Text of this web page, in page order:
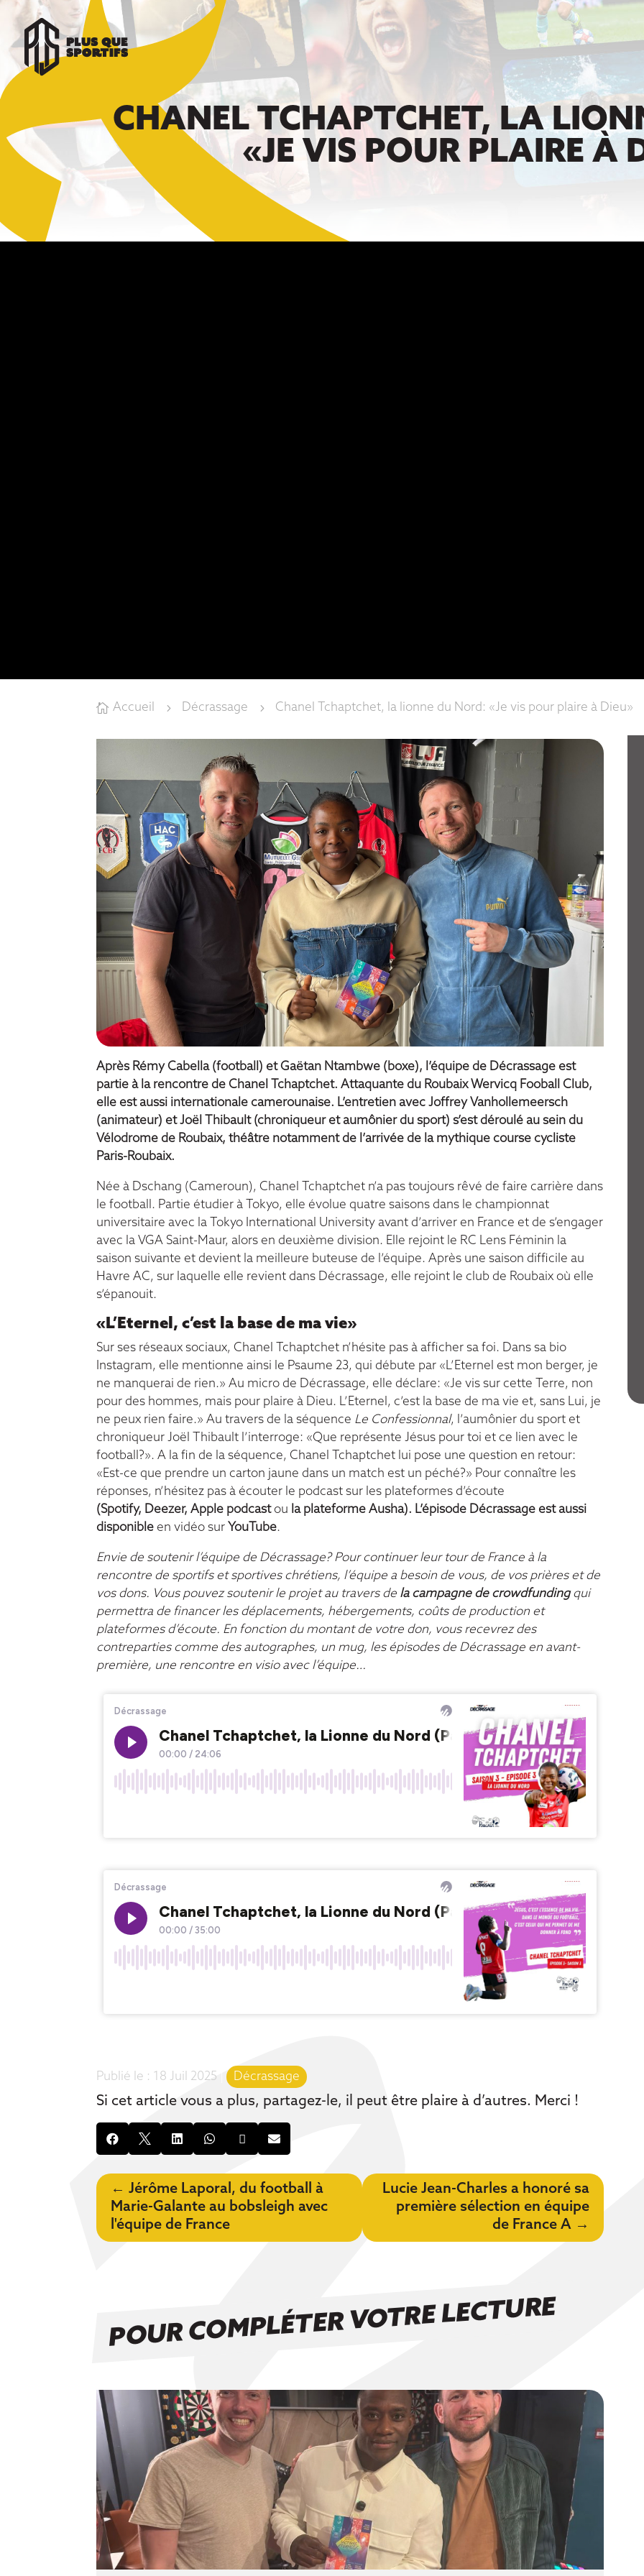
CHANEL TCHAPTCHET, LA
«JE VIS POUR PLAIRE À
 Accueil 5 Décrassage 5 Chanel Tchaptchet, la lionne du Nord: «Je vis pour plaire à Dieu»
Après Rémy Cabella(football) etGaëtan Ntambwe (boxe), l’équipe de Décrassage est
partie à la rencontre de Chanel Tchaptchet. Attaquante du Roubaix Wervicq Fooball Club,
elle est aussi internationale camerounaise. L’entretien avec Joffrey Vanhollemeersch
(animateur) et Joël Thibault (chroniqueur et aumônier du sport) s’est déroulé au sein du
Vélodrome de Roubaix, théâtre notamment de l’arrivée de la mythique course cycliste
Paris-Roubaix.
Née à Dschang (Cameroun), Chanel Tchaptchet n’a pas toujours rêvé de faire carrière dans
le football. Partie étudier à Tokyo, elle évolue quatre saisons dans le championnat
universitaire avec la Tokyo International University avant d’arriver en France et de s’engager
avec la VGA Saint-Maur, alors en deuxième division. Elle rejoint le RC Lens Féminin la
saison suivante et devient la meilleure buteuse de l’équipe. Après une saison difficile au
Havre AC, sur laquelle elle revient dans Décrassage, elle rejoint le club de Roubaix où elle
s’épanouit.
«L’Eternel, c’est la base de ma vie»
Sur ses réseaux sociaux, Chanel Tchaptchet n’hésite pas à afficher sa foi. Dans sa bio
Instagram, elle mentionne ainsi le Psaume 23, qui débute par «L’Eternel est mon berger, je
ne manquerai de rien.» Au micro de Décrassage, elle déclare: «Je vis sur cette Terre, non
pour des hommes, mais pour plaire à Dieu. L’Eternel, c’est la base de ma vie et, sans Lui, je
ne peux rien faire.» Au travers de la séquence Le Confessionnal, l’aumônier du sport et
chroniqueur Joël Thibault l’interroge: «Que représente Jésus pour toi et ce lien avec le
football?». A la fin de la séquence, Chanel Tchaptchet lui pose une question en retour:
«Est-ce que prendre un carton jaune dans un match est un péché?» Pour connaître les
réponses, n’hésitez pas à écouter le podcast sur les plateformes d’écoute
(Spotify, Deezer,Apple podcastou la plateforme Ausha). L’épisode Décrassage est aussi
disponible en vidéo sur YouTube.
Envie de soutenir l’équipe de Décrassage? Pour continuer leur tour de France à la
rencontre de sportifs et sportives chrétiens, l’équipe a besoin de vous, de vos prières et de
vos dons. Vous pouvez soutenir le projet au travers de la campagne de crowdfundingqui
permettra de financer les déplacements, hébergements, coûts de production et
plateformes d’écoute. En fonction du montant de votre don, vous recevrez des
contreparties comme des autographes, un mug, les épisodes de Décrassage en avant-
première, une rencontre en visio avec l’équipe…
18 Juil 2025 | Décrassage
Si cet article vous a plus, partagez-le, il peut être plaire à d’autres. Merci !
     
←Jérôme Laporal, du football à
Marie-Galante au bobsleigh avec
l'équipe de France
Lucie Jean-Charles a honoré sa
première sélection en équipe
de France A →
POUR COMPLÉTER VOTRE LECTURE
Victoire
Livre
En savoir plus
L'émission sportive "Corps,
Âme, Esprit"
Regarder